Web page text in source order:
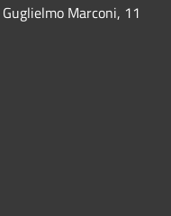
Marconi, 11